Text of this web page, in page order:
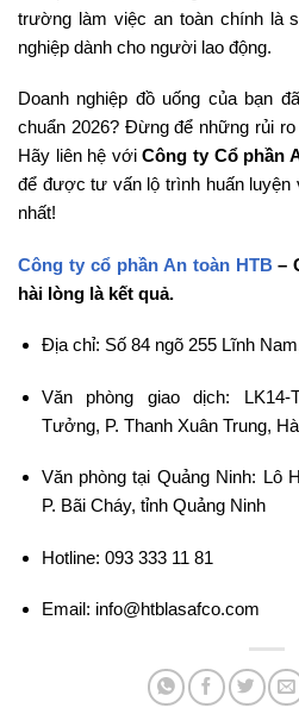
trường làm việc an toàn chính là
nghiệp dành cho người lao động.
Doanh nghiệp đồ uống của bạn
chuẩn 2026? Đừng để những rủi
Hãy liên hệ vớiCông ty Cổ phần
để được tư vấn lộ trình huấn luyện
nhất!
Công ty cổ phần An toàn HTB–
hài lòng là kết quả.
Địa chỉ: Số 84 ngõ 255 Lĩnh
Văn phòng giao dịch: LK14-
Tưởng, P. Thanh Xuân Trung,
Văn phòng tại Quảng Ninh: Lô
P. Bãi Cháy, tỉnh Quảng Ninh
Hotline: 093 333 11 81
Email: info@htblasafco.com